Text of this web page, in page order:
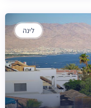
לינה